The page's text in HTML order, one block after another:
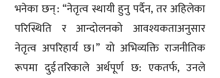
भनेका छन् : “नेतृत्व स्थायी हुनु पर्दैन, तर अहिलेका
परिस्थिति र आन्दोलनको आवश्यकताअनुसार
नेतृत्व अपरिहार्य छ।” यो अभिव्यक्ति राजनीतिक
रूपमा दुई तरिकाले अर्थपूर्ण छ: एकतर्फ, उनले